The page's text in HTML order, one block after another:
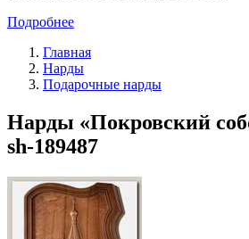
Подробнее
Главная
Нарды
Подарочные нарды
Нарды «Покровский
sh-189487